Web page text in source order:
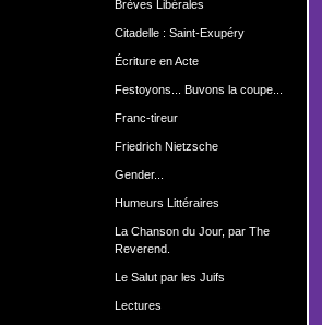
Brèves Libérales
Citadelle : Saint-Exupéry
Écriture en Acte
Festoyons... Buvons la coupe...
Franc-tireur
Friedrich Nietzsche
Gender...
Humeurs Littéraires
La Chanson du Jour, par The
Reverend.
Le Salut par les Juifs
Lectures